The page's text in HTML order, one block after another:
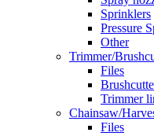
Sprinklers
Pressure
Other
Trimmer/
Files
Trimmer
Chainsaw/
Files